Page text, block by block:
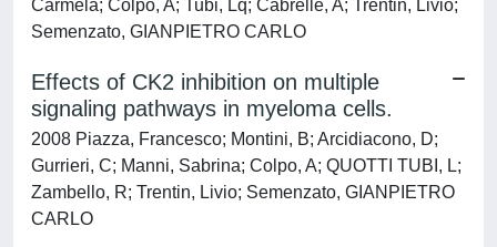
Carmela; Colpo, A; Tubi, Lq; Cabrelle, A; Trentin, Livio;
Semenzato, GIANPIETRO CARLO
Effects of CK2 inhibition on multiple
signaling pathways in myeloma cells.
2008 Piazza, Francesco; Montini, B; Arcidiacono, D;
Gurrieri, C; Manni, Sabrina; Colpo, A; QUOTTI TUBI, L;
Zambello, R; Trentin, Livio; Semenzato, GIANPIETRO
CARLO